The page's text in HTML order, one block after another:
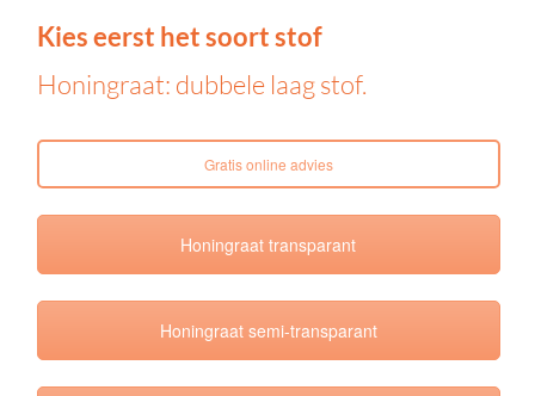
Kies eerst het soort stof
Honingraat: dubbele laag stof.
Gratis online advies
Honingraat transparant
Honingraat semi-transparant